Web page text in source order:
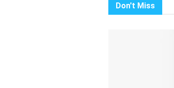
Don't Miss